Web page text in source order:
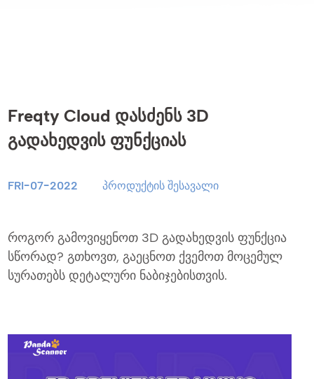
Freqty Cloud დასძენს 3D
გადახედვის ფუნქციას
FRI-07-2022 პროდუქტის შესავალი
როგორ გამოვიყენოთ 3D გადახედვის ფუნქცია
სწორად? გთხოვთ, გაეცნოთ ქვემოთ მოცემულ
სურათებს დეტალური ნაბიჯებისთვის.